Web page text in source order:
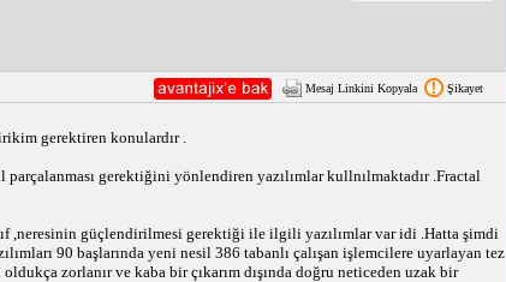
Mesaj Linkini Kopyala Şikayet
gerektiren konulardır .
gerektiğini yönlendiren yazılımlar kullnılmaktadır .Fractal
,neresinin güçlendirilmesi gerektiği ile ilgili yazılımlar var idi .Hatta şimdi
90 başlarında yeni nesil 386 tabanlı çalışan işlemcilere uyarlayan tez
zorlanır ve kaba bir çıkarım dışında doğru neticeden uzak bir